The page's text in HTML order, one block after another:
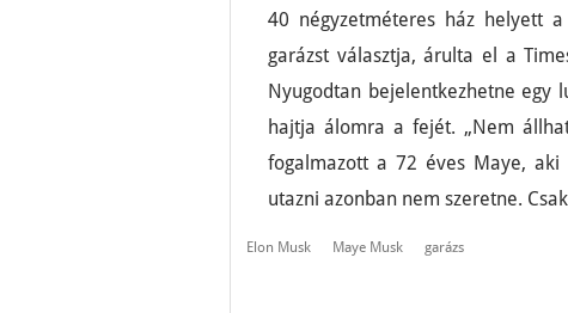
40 négyzetméteres ház helyett
garázst választja, árulta el a
Nyugodtan bejelentkezhetne egy
hajtja álomra a fejét. „Nem
fogalmazott a 72 éves Maye,
utazni azonban nem szeretne.
Elon Musk Maye Musk garázs